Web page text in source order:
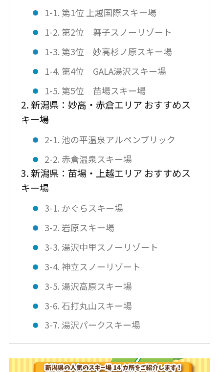
1-1. 第1位 上越国際スキー場
1-2. 第2位 舞子スノーリゾート
1-3. 第3位 妙高杉ノ原スキー場
1-4. 第4位 GALA湯沢スキー場
1-5. 第5位 苗場スキー場
2. 新潟県：妙高・赤倉エリア おすすめス
キー場
2-1. 池の平温泉アルペンブリック
2-2. 赤倉温泉スキー場
3. 新潟県：苗場・上越エリア おすすめス
キー場
3-1. かぐらスキー場
3-2. 岩原スキー場
3-3. 湯沢中里スノーリゾート
3-4. 神立スノーリゾート
3-5. 湯沢高原スキー場
3-6. 石打丸山スキー場
3-7. 湯沢パークスキー場